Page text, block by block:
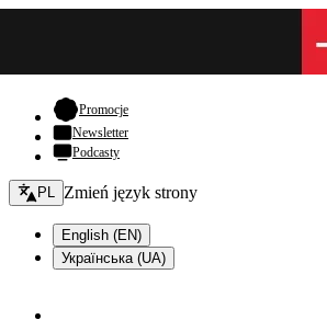
Promocje- otwiera się w nowej karcie
Newsletter
Podcasty
Zmień język - bieżący:
PL Zmień język strony
English (EN)
Українська (UA)